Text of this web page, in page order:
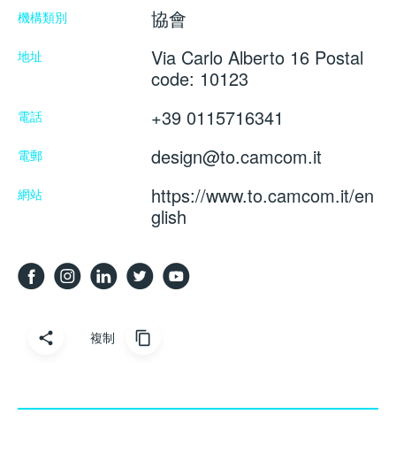
機構類別 協會
地址
Via Carlo Alberto 16 Postal
code: 10123
電話 +39 0115716341
電郵 design@to.camcom.it
網站
https://www.to.camcom.it/en
glish
複制